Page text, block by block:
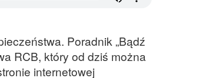
Poradnik „Bądź
RCB, który od dziś można
internetowej